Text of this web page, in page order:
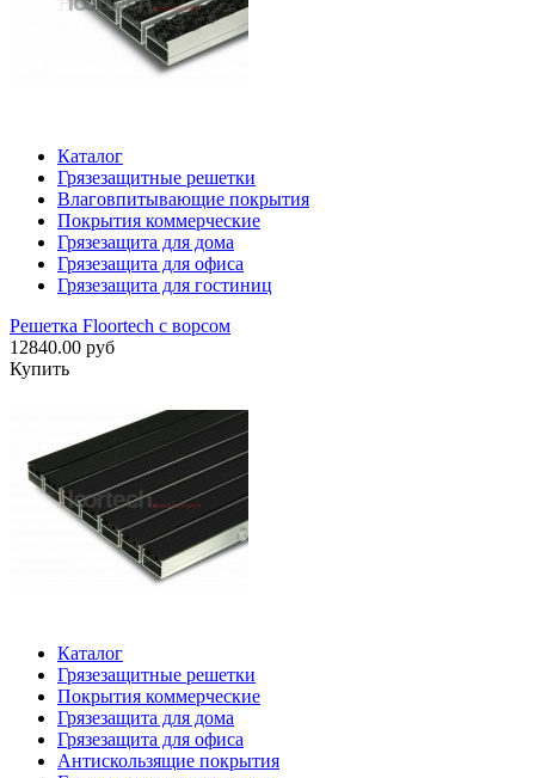
Каталог
Грязезащитные решетки
Влаговпитывающие покрытия
Покрытия коммерческие
Грязезащита для дома
Грязезащита для офиса
Грязезащита для гостиниц
Решетка Floortech с ворсом
12840.00 руб
Купить
Каталог
Грязезащитные решетки
Покрытия коммерческие
Грязезащита для дома
Грязезащита для офиса
Антискользящие покрытия